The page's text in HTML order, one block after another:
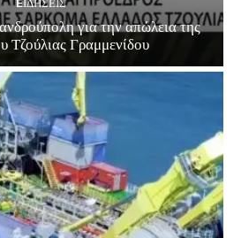
EΙΔΗΣΕΙΣ
για την απώλεια της
Τζούλιας Γραμμενίδου